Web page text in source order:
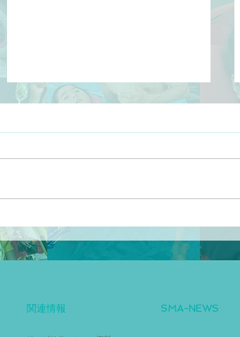
する特定臨床研究のお知らせ
関連情報 SMA-NEWS